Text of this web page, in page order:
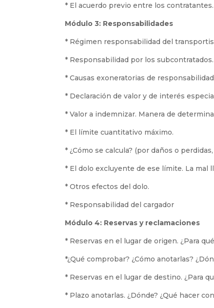
* El acuerdo previo entre los contratantes.
Módulo 3: Responsabilidades
* Régimen responsabilidad del
* Responsabilidad por los
* Causas exoneratorias de
* Declaración de valor y de interés
* Valor a indemnizar. Manera de
* El límite cuantitativo máximo.
* ¿Cómo se calcula? (por daños o
* El dolo excluyente de ese límite. La mal
* Otros efectos del dolo.
* Responsabilidad del cargador
Módulo 4: Reservas y reclamaciones
* Reservas en el lugar de origen. ¿Para
*¿Qué comprobar? ¿Cómo anotarlas?
* Reservas en el lugar de destino. ¿Para
* Plazo anotarlas. ¿Dónde? ¿Qué hacer